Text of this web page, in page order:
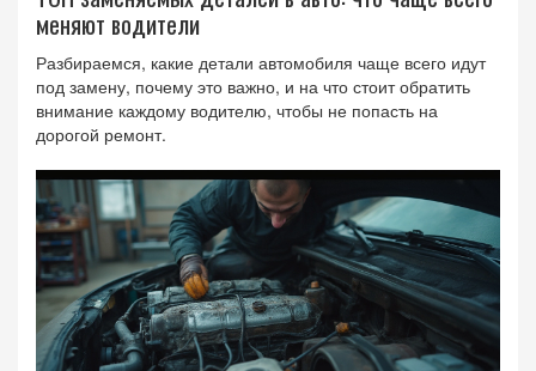
меняют водители
Разбираемся, какие детали автомобиля чаще всего идут
под замену, почему это важно, и на что стоит обратить
внимание каждому водителю, чтобы не попасть на
дорогой ремонт.